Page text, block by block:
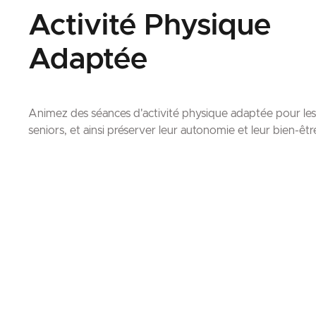
Activité Physique
Adaptée
Animez des séances d'activité physique adaptée pour les
seniors, et ainsi préserver leur autonomie et leur bien-